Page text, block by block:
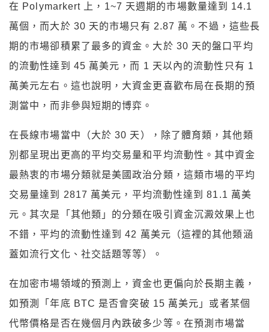
在 Polymarkert 上，1~7 天週期的市場數量達到 14.1
萬個，而大於 30 天的市場只有 2.87 萬。不過，這些長
期的市場卻積累了最多的資金。大於 30 天的盤口平均
的流動性達到 45 萬美元，而 1 天以內的流動性只有 1
萬美元左右。這也說明，大資金更喜歡布局在長期的預
測當中，而非參與短期的博弈。
在長線市場當中（大於 30 天），除了體育類，其他類
別都呈現出更高的平均交易量和平均流動性。其中資金
最熱衷的市場分類就是美國政治分類，這類市場的平均
交易量達到 2817 萬美元，平均流動性達到 81.1 萬美
元。其次是「其他類」的分類在吸引資金沉澱效果上也
不錯，平均的流動性達到 42 萬美元（這裡的其他類涵
蓋如流行文化、社交話題等等）。
在加密市場領域的預測上，資金也更偏向於長期主義，
如預測「年底 BTC 是否會突破 15 萬美元」或者某個
代幣價格是否在幾個月內跌破多少等。在預測市場當